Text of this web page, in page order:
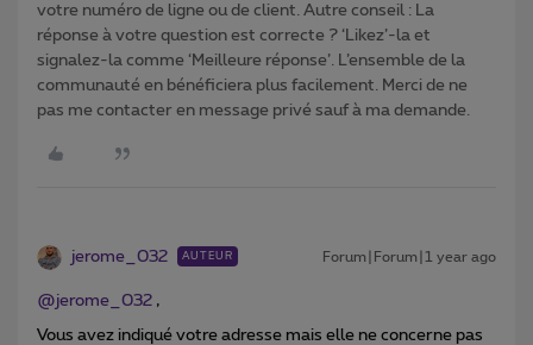
votre numéro de ligne ou de client. Autre conseil : La
réponse à votre question est correcte ? ‘Likez’-la et
signalez-la comme ‘Meilleure réponse’. L’ensemble de la
communauté en bénéficiera plus facilement. Merci de ne
pas me contacter en message privé sauf à ma demande.
jerome_032 AUTEUR Forum|Forum|1 year ago
@jerome_032 ,
Vous avez indiqué votre adresse mais elle ne concerne pas